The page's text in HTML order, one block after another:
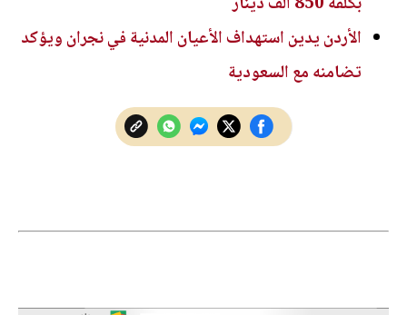
الأردن يدين استهداف الأعيان المدنية في نجران ويؤكد
تضامنه مع السعودية